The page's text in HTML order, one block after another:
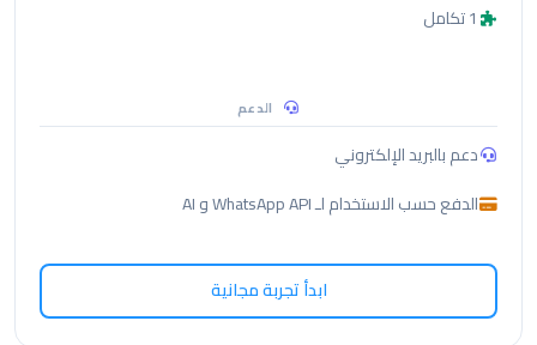
1 تكامل
الدعم
دعم بالبريد الإلكتروني
الدفع حسب الاستخدام لـ WhatsApp API و AI
ابدأ تجربة مجانية